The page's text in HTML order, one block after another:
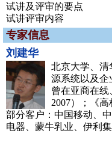
试讲及评审的要点
试讲评审内容
专家信息
刘建华
北京大学、清
源系统以及企
曾在亚商在
2007）；《
部分客户：中国移动、
电器、蒙牛乳业、伊利